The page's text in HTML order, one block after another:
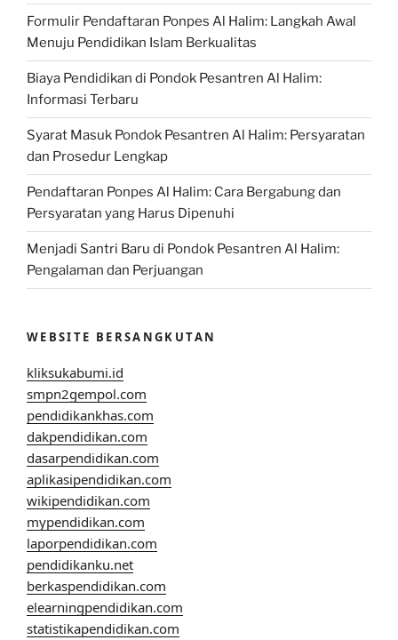
Formulir Pendaftaran Ponpes Al Halim: Langkah Awal
Menuju Pendidikan Islam Berkualitas
Biaya Pendidikan di Pondok Pesantren Al Halim:
Informasi Terbaru
Syarat Masuk Pondok Pesantren Al Halim: Persyaratan
dan Prosedur Lengkap
Pendaftaran Ponpes Al Halim: Cara Bergabung dan
Persyaratan yang Harus Dipenuhi
Menjadi Santri Baru di Pondok Pesantren Al Halim:
Pengalaman dan Perjuangan
WEBSITE BERSANGKUTAN
kliksukabumi.id
smpn2gempol.com
pendidikankhas.com
dakpendidikan.com
dasarpendidikan.com
aplikasipendidikan.com
wikipendidikan.com
mypendidikan.com
laporpendidikan.com
pendidikanku.net
berkaspendidikan.com
elearningpendidikan.com
statistikapendidikan.com